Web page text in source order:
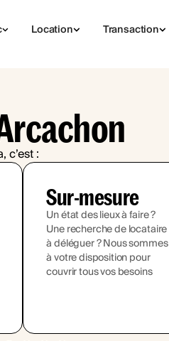
Location Transaction
c’est :
Sur-mesure
Un état des lieux à faire ?
Une recherche de locataire
à déléguer ? Nous sommes
à votre disposition pour
couvrir tous vos besoins